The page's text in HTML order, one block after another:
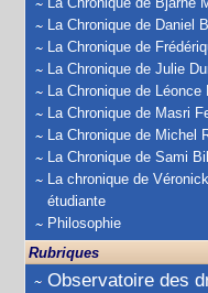
La Chronique de Daniel
La Chronique de
La Chronique de Julie
La Chronique de Léonce
La Chronique de Masri
La Chronique de Michel
La Chronique de Sami
La chronique de
étudiante
Philosophie
Rubriques
Observatoire des